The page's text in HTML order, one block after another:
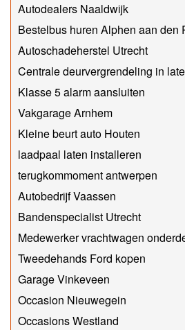
Autodealers Naaldwijk
Bestelbus huren Alphen aan den
Autoschadeherstel Utrecht
Centrale deurvergrendeling in
Klasse 5 alarm aansluiten
Vakgarage Arnhem
Kleine beurt auto Houten
laadpaal laten installeren
terugkommoment antwerpen
Autobedrijf Vaassen
Bandenspecialist Utrecht
Medewerker vrachtwagen
Tweedehands Ford kopen
Garage Vinkeveen
Occasion Nieuwegein
Occasions Westland